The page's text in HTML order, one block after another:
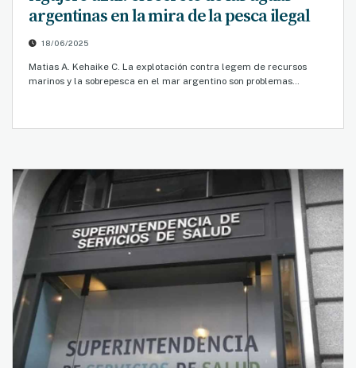
argentinas en la mira de la pesca ilegal
18/06/2025
Matias A. Kehaike C. La explotación contra legem de recursos
marinos y la sobrepesca en el mar argentino son problemas…